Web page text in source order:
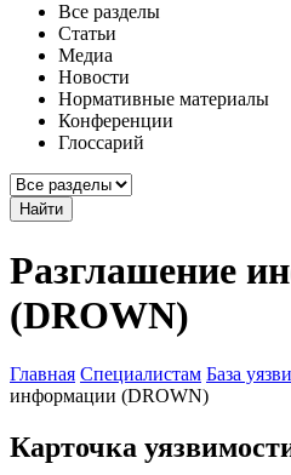
Все разделы
Статьи
Медиа
Новости
Нормативные материалы
Конференции
Глоссарий
Найти
Разглашение
(DROWN)
Главная Специалистам База
информации (DROWN)
Карточка